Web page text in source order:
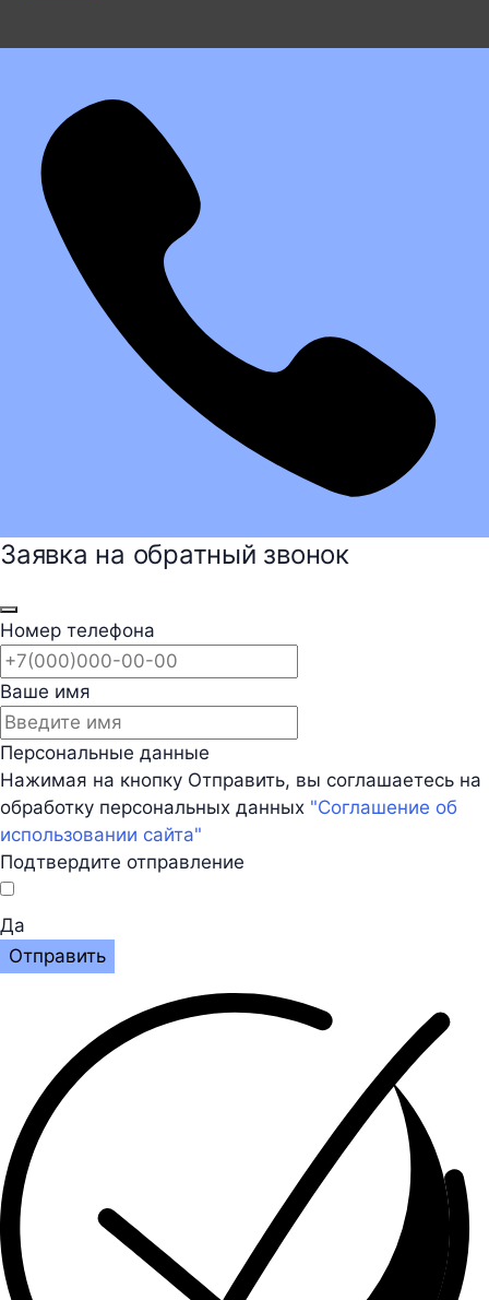
Заявка на обратный звонок
Номер телефона
Ваше имя
Персональные данные
Нажимая на кнопку Отправить, вы соглашаетесь на
обработку персональных данных "Соглашение об
использовании сайта"
Подтвердите отправление
Да
Отправить